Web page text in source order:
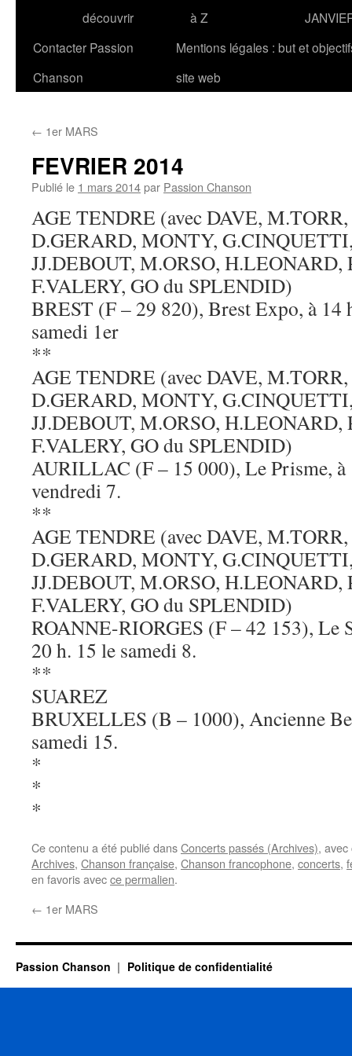
découvrir
à Z
Contacter Passion
Chanson
Mentions légales : but et
site web
← 1er MARS
FEVRIER 2014
Publié le 1 mars 2014par Passion Chanson
AGE TENDRE (avec DAVE,
D.GERARD, MONTY,
JJ.DEBOUT, M.ORSO, H.LEONARD,
F.VALERY, GO du SPLENDID)
BREST (F – 29 820), Brest Expo, à 14
samedi 1er
**
AGE TENDRE (avec DAVE,
D.GERARD, MONTY,
JJ.DEBOUT, M.ORSO, H.LEONARD,
F.VALERY, GO du SPLENDID)
AURILLAC (F – 15 000), Le Prisme, à
vendredi 7.
**
AGE TENDRE (avec DAVE,
D.GERARD, MONTY,
JJ.DEBOUT, M.ORSO, H.LEONARD,
F.VALERY, GO du SPLENDID)
ROANNE-RIORGES (F – 42 153), Le
20 h. 15 le samedi 8.
**
SUAREZ
BRUXELLES (B – 1000), Ancienne
samedi 15.
*
*
*
Ce contenu a été publié dansConcerts passés (Archives),
Archives, Chanson française, Chanson francophone, concerts,
en favoris avecce permalien.
← 1er MARS
Passion Chanson Politique de confidentialité